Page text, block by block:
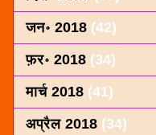
जन॰ 2018 (42)
फ़र॰ 2018 (34)
मार्च 2018 (41)
अप्रैल 2018 (34)